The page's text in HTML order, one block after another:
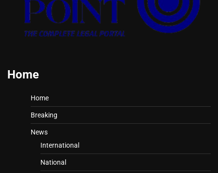
Home
Home
Breaking
News
International
National